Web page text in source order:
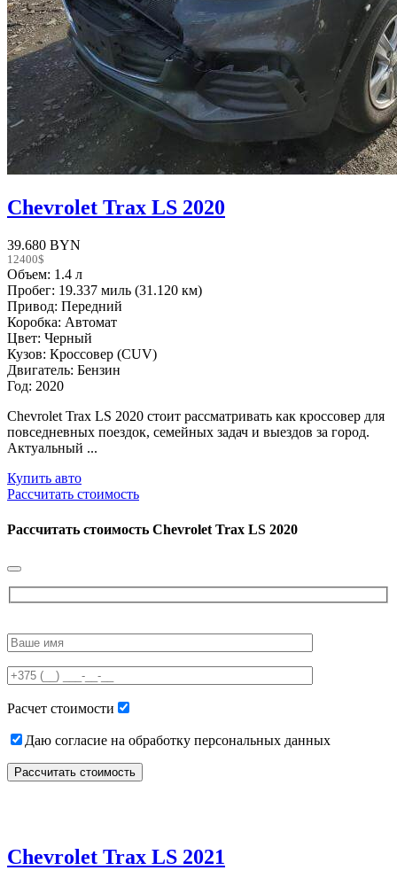
Chevrolet Trax LS 2020
39.680 BYN
12400$
Объем: 1.4 л
Пробег: 19.337 миль (31.120 км)
Привод: Передний
Коробка: Автомат
Цвет: Черный
Кузов: Кроссовер (CUV)
Двигатель: Бензин
Год: 2020
Chevrolet Trax LS 2020 стоит рассматривать как кроссовер для
повседневных поездок, семейных задач и выездов за город.
Актуальный ...
Купить авто
Рассчитать стоимость
Рассчитать стоимость Chevrolet Trax LS 2020
leave
field
empty.
Расчет стоимости
Даю согласие на обработку персональных данных
Chevrolet Trax LS 2021